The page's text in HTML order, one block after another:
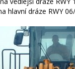
hlavní dráze RWY